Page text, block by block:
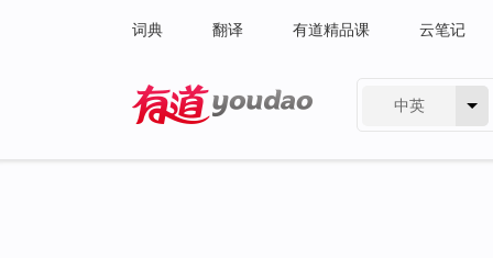
词典 翻译 有道精品课 云笔记
中英